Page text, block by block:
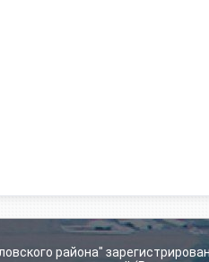
района"